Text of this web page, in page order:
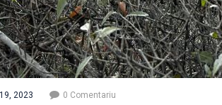
2023 0 Comentariu